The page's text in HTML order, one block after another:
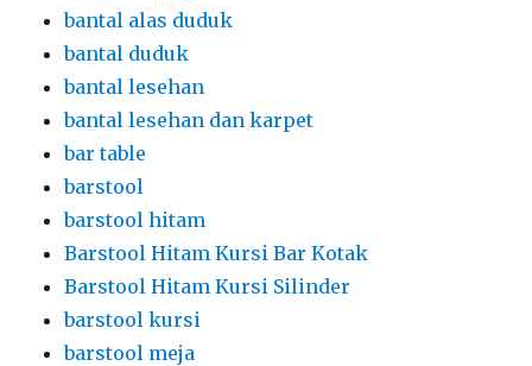
bantal alas duduk
bantal duduk
bantal lesehan
bantal lesehan dan karpet
bar table
barstool
barstool hitam
Barstool Hitam Kursi Bar Kotak
Barstool Hitam Kursi Silinder
barstool kursi
barstool meja